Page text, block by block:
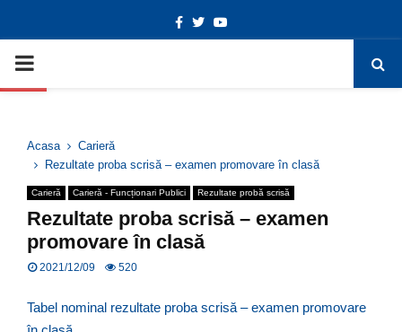
Deschide bara de unelte
Facebook
TwitterYoutube
PRIMARY
Acasa
Carieră
Rezultate proba scrisă – examen promovare în clasă
Carieră Carieră - Funcționari Publici Rezultate probă scrisă
Rezultate proba scrisă – examen
promovare în clasă
2021/12/09 520
Tabel nominal rezultate proba scrisă – examen promovare